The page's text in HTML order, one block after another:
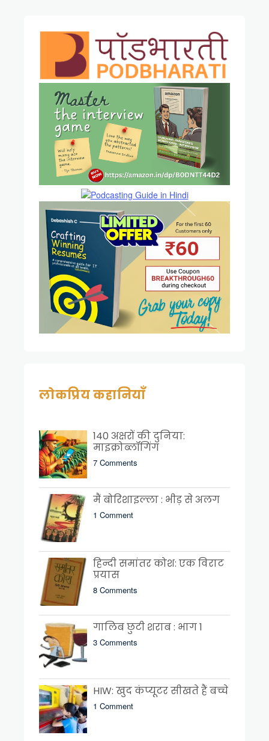
लोकप्रिय कहानियाँ
140 अक्षरों की दुनिया:
माइक्रोब्लॉगिंग
7 Comments
मैं बोरिशाइल्ला : भीड़ से अलग
1 Comment
हिन्दी समांतर कोश: एक विराट
प्रयास
8 Comments
गालिब छुटी शराब : भाग 1
3 Comments
HIW: खुद कंप्यूटर सीखते हैं बच्चे
1 Comment